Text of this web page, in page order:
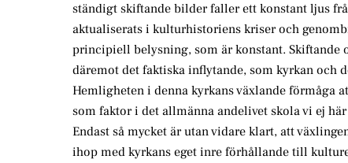
ständigt skiftande bilder faller ett konstant ljus
aktualiserats i kulturhistoriens kriser och
principiell belysning, som är konstant. Skiftande
däremot det faktiska inflytande, som kyrkan och
Hemligheten i denna kyrkans växlande förmåga
som faktor i det allmänna andelivet skola vi ej här
Endast så mycket är utan vidare klart, att
ihop med kyrkans eget inre förhållande till